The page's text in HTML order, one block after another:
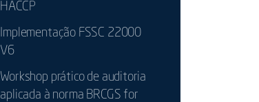
HACCP
Implementação FSSC 22000
V6
Workshop prático de auditoria
aplicada à norma BRCGS for